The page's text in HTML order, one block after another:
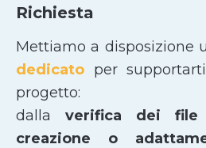
Richiesta
Mettiamo a disposizione
dedicato per
progetto:
dalla verifica dei file
creazione o